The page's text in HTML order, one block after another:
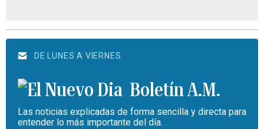
DE LUNES A VIERNES
Boletín A.M.
Las noticias explicadas de forma sencilla y directa para
entender lo más importante del día.